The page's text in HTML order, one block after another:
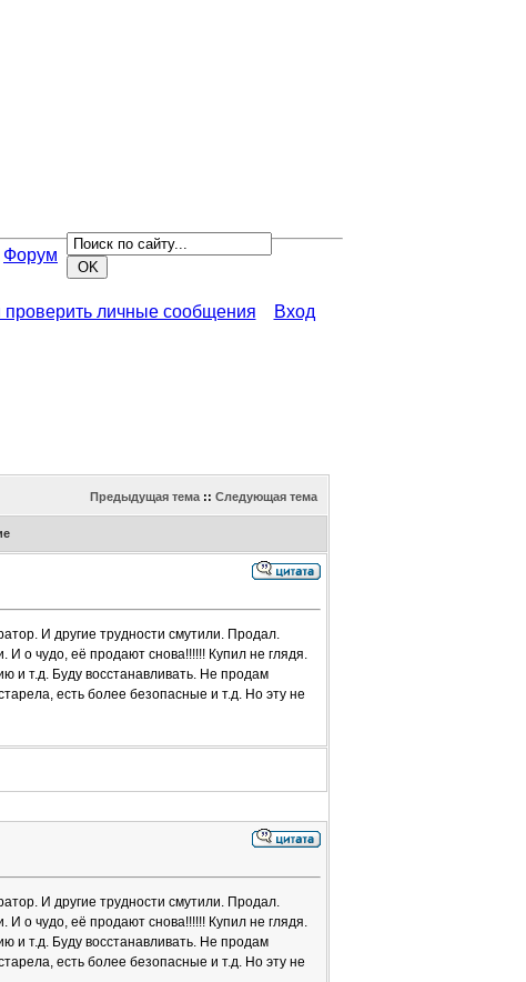
Форум
проверить личные сообщения Вход
Предыдущая тема:: Следующая тема
И другие трудности смутили. Продал.
И о чудо, её продают снова!!!!!! Купил не глядя.
и т.д. Буду восстанавливать. Не продам
есть более безопасные и т.д. Но эту не
И другие трудности смутили. Продал.
И о чудо, её продают снова!!!!!! Купил не глядя.
и т.д. Буду восстанавливать. Не продам
есть более безопасные и т.д. Но эту не